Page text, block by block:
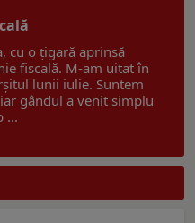
cu o țigară aprinsă
fiscală. M-am uitat în
lunii iulie. Suntem
gândul a venit simplu
...